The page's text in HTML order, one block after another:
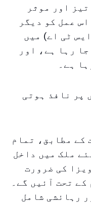
اور موثر
عمل کو دیگر
ٹی اے) میں
رہا ہے، اور
ہے۔
پر نافذ ہوتی
کے مطابق، تمام
ملک میں داخل
کی ضرورت
تحت آئیں گے۔
رہائشی شامل